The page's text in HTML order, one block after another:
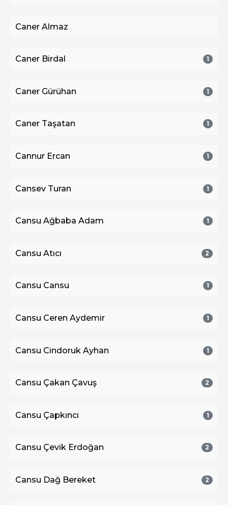
Caner Almaz
Caner Birdal 1
Caner Gürühan 1
Caner Taşatan 1
Cannur Ercan 1
Cansev Turan 1
Cansu Ağbaba Adam 1
Cansu Atıcı 2
Cansu Cansu 1
Cansu Ceren Aydemir 1
Cansu Cindoruk Ayhan 1
Cansu Çakan Çavuş 2
Cansu Çapkıncı 1
Cansu Çevik Erdoğan 2
Cansu Dağ Bereket 2